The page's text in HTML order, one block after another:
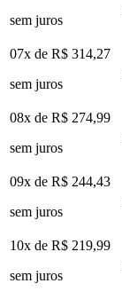
sem juros
07x de R$ 314,27
sem juros
08x de R$ 274,99
sem juros
09x de R$ 244,43
sem juros
10x de R$ 219,99
sem juros